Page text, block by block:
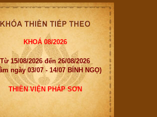
KHOÁ 08/2026
Từ 15/08/2026 đến 26/08/2026
ngày 03/07 - 14/07 BÍNH NGỌ)
THIỀN VIỆN PHÁP SƠN